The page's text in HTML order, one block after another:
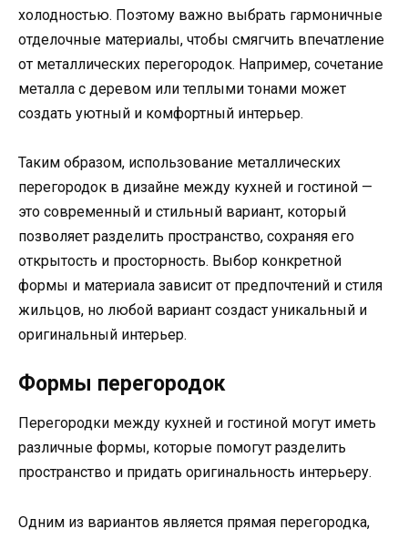
холодностью. Поэтому важно выбрать гармоничные
отделочные материалы, чтобы смягчить впечатление
от металлических перегородок. Например, сочетание
металла с деревом или теплыми тонами может
создать уютный и комфортный интерьер.
Таким образом, использование металлических
перегородок в дизайне между кухней и гостиной —
это современный и стильный вариант, который
позволяет разделить пространство, сохраняя его
открытость и просторность. Выбор конкретной
формы и материала зависит от предпочтений и стиля
жильцов, но любой вариант создаст уникальный и
оригинальный интерьер.
Формы перегородок
Перегородки между кухней и гостиной могут иметь
различные формы, которые помогут разделить
пространство и придать оригинальность интерьеру.
Одним из вариантов является прямая перегородка,